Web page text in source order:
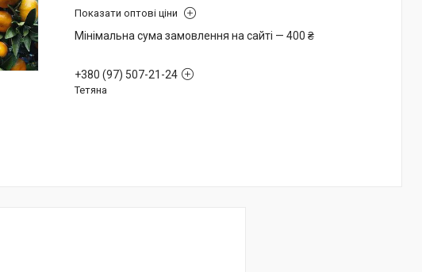
Показати оптові ціни
Мінімальна сума замовлення на сайті — 400 ₴
+380 (97) 507-21-24
Тетяна